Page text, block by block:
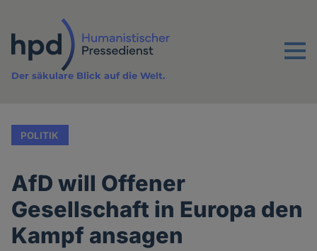
Inhalt
Menu
Der säkulare Blick auf die Welt.
POLITIK
AfD will Offener
Gesellschaft in Europa den
Kampf ansagen